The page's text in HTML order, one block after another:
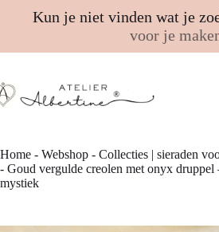
Kun je niet vinden wat je
voor je
naar
de
Home - Webshop - Collecties | sieraden
- Goud vergulde creolen met onyx druppel
mystiek